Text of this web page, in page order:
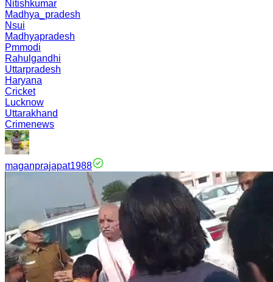
Nitishkumar
Madhya_pradesh
Nsui
Madhyapradesh
Pmmodi
Rahulgandhi
Uttarpradesh
Haryana
Cricket
Lucknow
Uttarakhand
Crimenews
maganprajapat1988